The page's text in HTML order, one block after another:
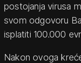
postojanja virusa
svom odgovoru
isplatiti 100.000
Nakon ovoga